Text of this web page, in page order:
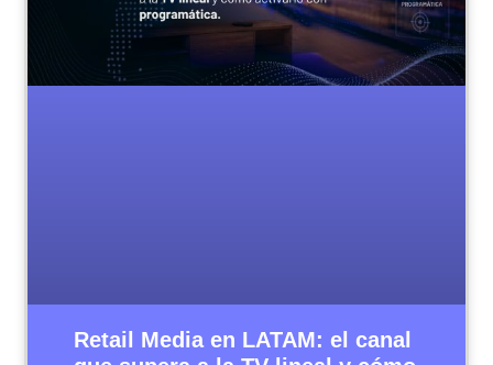
Retail Media en LATAM: el canal